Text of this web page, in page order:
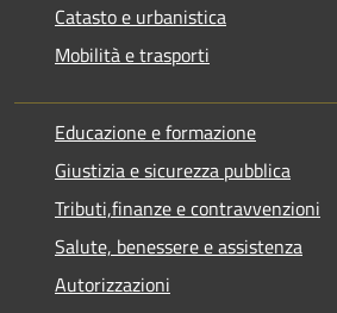
Catasto e urbanistica
Mobilità e trasporti
Educazione e formazione
Giustizia e sicurezza pubblica
Tributi,finanze e contravvenzioni
Salute, benessere e assistenza
Autorizzazioni